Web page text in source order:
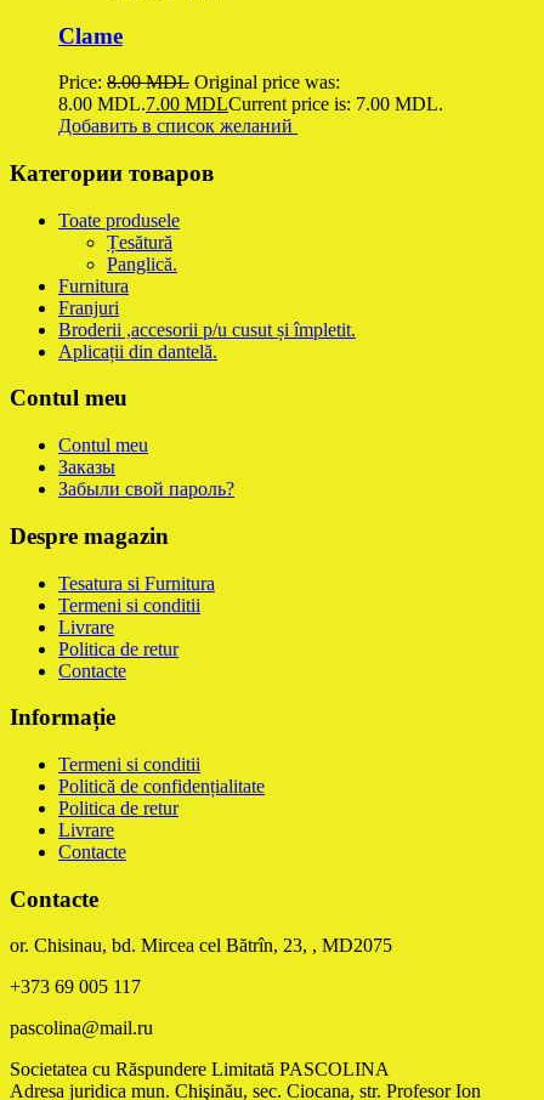
Clame
Price: 8.00MDL Original price was:
8.00 MDL.7.00 MDLCurrent price is: 7.00 MDL.
Добавить в список желаний
Категории товаров
Toate produsele
Țesătură
Panglică.
Furnitura
Franjuri
Broderii ,accesorii p/u cusut și împletit.
Aplicații din dantelă.
Contul meu
Contul meu
Заказы
Забыли свой пароль?
Despre magazin
Tesatura si Furnitura
Termeni si conditii
Livrare
Politica de retur
Contacte
Informație
Termeni si conditii
Politică de confidențialitate
Politica de retur
Livrare
Contacte
Contacte
or. Chisinau, bd. Mircea cel Bătrîn, 23, , MD2075
+373 69 005 117
pascolina@mail.ru
Societatea cu Răspundere Limitată PASCOLINA
Adresa juridica mun. Chişinău, sec. Ciocana, str. Profesor Ion